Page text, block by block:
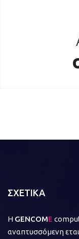
ΣΧΕΤΙΚΑ
Η GENCOME
αναπτυσσόμενη